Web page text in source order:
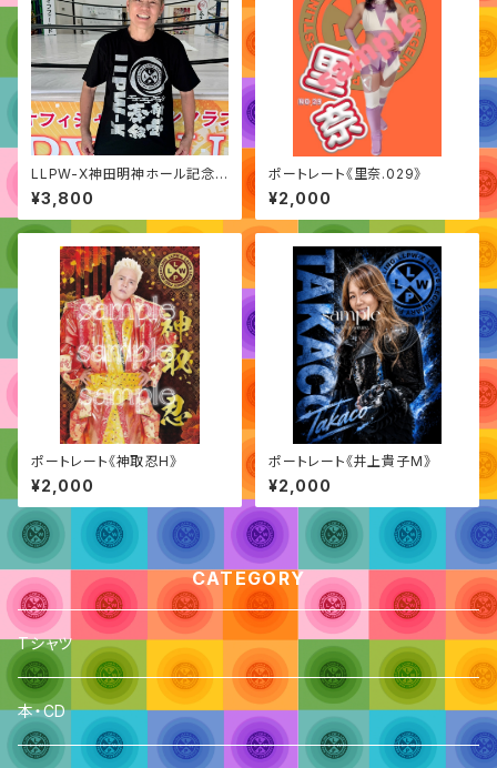
LLPW-X神田明神ホール記念T
シャツ
¥3,800
ポートレート《里奈.029》
¥2,000
ポートレート《神取忍H》
¥2,000
ポートレート《井上貴子M》
¥2,000
CATEGORY
Tシャツ
本・CD